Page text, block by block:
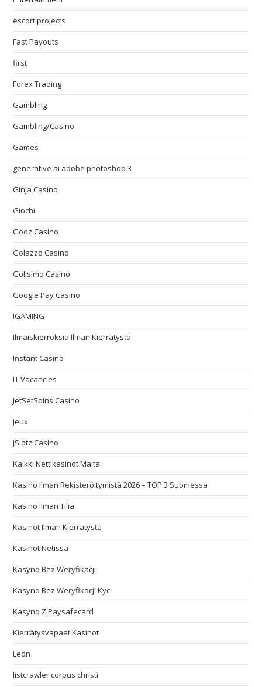
escort projects
Fast Payouts
first
Forex Trading
Gambling
Gambling/Casino
Games
generative ai adobe photoshop 3
Ginja Casino
Giochi
Godz Casino
Golazzo Casino
Golisimo Casino
Google Pay Casino
IGAMING
Ilmaiskierroksia Ilman Kierrätystä
Instant Casino
IT Vacancies
JetSetSpins Casino
Jeux
JSlotz Casino
Kaikki Nettikasinot Malta
Kasino Ilman Rekisteröitymistä 2026 – TOP 3 Suomessa
Kasino Ilman Tiliä
Kasinot Ilman Kierrätystä
Kasinot Netissä
Kasyno Bez Weryfikacji
Kasyno Bez Weryfikacji Kyc
Kasyno Z Paysafecard
Kierrätysvapaat Kasinot
Leon
listcrawler corpus christi